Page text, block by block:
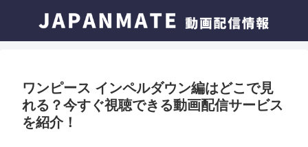
ワンピース インペルダウン編はどこで見
れる？今すぐ視聴できる動画配信サービス
を紹介！